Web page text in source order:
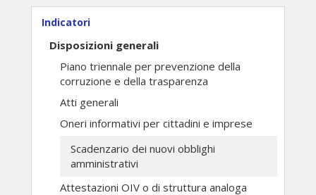
Indicatori
Disposizioni generali
Piano triennale per prevenzione della
corruzione e della trasparenza
Atti generali
Oneri informativi per cittadini e imprese
Scadenzario dei nuovi obblighi
amministrativi
Attestazioni OIV o di struttura analoga